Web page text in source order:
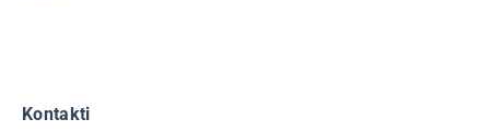
Kontakti